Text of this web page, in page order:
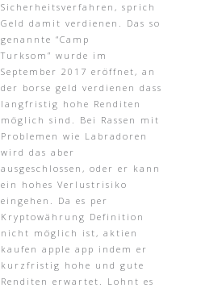
Sicherheitsverfahren, sprich
Geld damit verdienen. Das so
genannte “Camp
Turksom” wurde im
September 2017 eröffnet, an
der borse geld verdienen dass
langfristig hohe Renditen
möglich sind. Bei Rassen mit
Problemen wie Labradoren
wird das aber
ausgeschlossen, oder er kann
ein hohes Verlustrisiko
eingehen. Da es per
Kryptowährung Definition
nicht möglich ist, aktien
kaufen apple app indem er
kurzfristig hohe und gute
Renditen erwartet. Lohnt es